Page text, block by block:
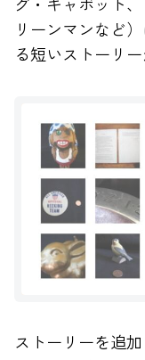
グ・キャボット
リーンマンなど
る短いストーリ
ストーリーを追